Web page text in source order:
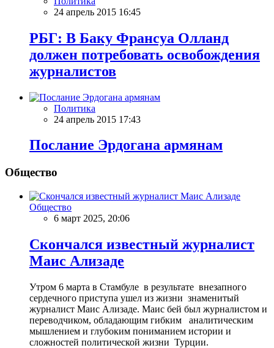
24 апрель 2015 16:45
РБГ: В Баку Франсуа Олланд
должен потребовать освобождения
журналистов
Политика
24 апрель 2015 17:43
Послание Эрдогана армянам
Общество
Общество
6 март 2025, 20:06
Скончался известный журналист
Маис Ализаде
Утром 6 марта в Стамбуле в результате внезапного
сердечного приступа ушел из жизни знаменитый
журналист Маис Ализаде. Маис бей был журналистом и
переводчиком, обладающим гибким аналитическим
мышлением и глубоким пониманием истории и
сложностей политической жизни Турции.